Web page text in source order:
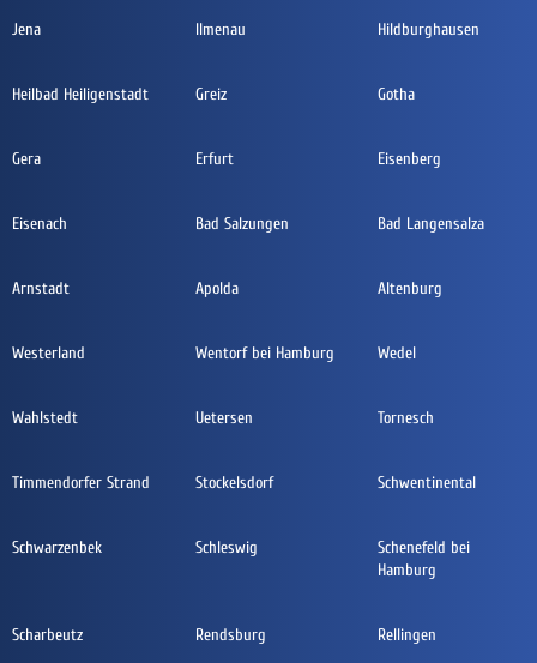
Jena Ilmenau Hildburghausen
Heilbad Heiligenstadt Greiz Gotha
Gera Erfurt Eisenberg
Eisenach Bad Salzungen Bad Langensalza
Arnstadt Apolda Altenburg
Westerland Wentorf bei Hamburg Wedel
Wahlstedt Uetersen Tornesch
Timmendorfer Strand Stockelsdorf Schwentinental
Schwarzenbek Schleswig
Schenefeld bei
Hamburg
Scharbeutz Rendsburg Rellingen